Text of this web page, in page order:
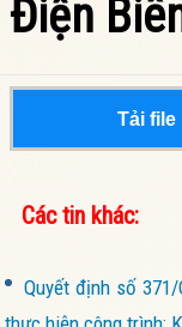
Điện
Tải file
Các tin khác:
Quyết định số